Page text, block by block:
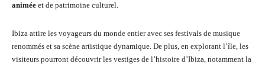
animée et de patrimoine culturel.
Ibiza attire les voyageurs du monde entier avec ses festivals de musique
renommés et sa scène artistique dynamique. De plus, en explorant l’île, les
visiteurs pourront découvrir les vestiges de l’histoire d’Ibiza, notamment la